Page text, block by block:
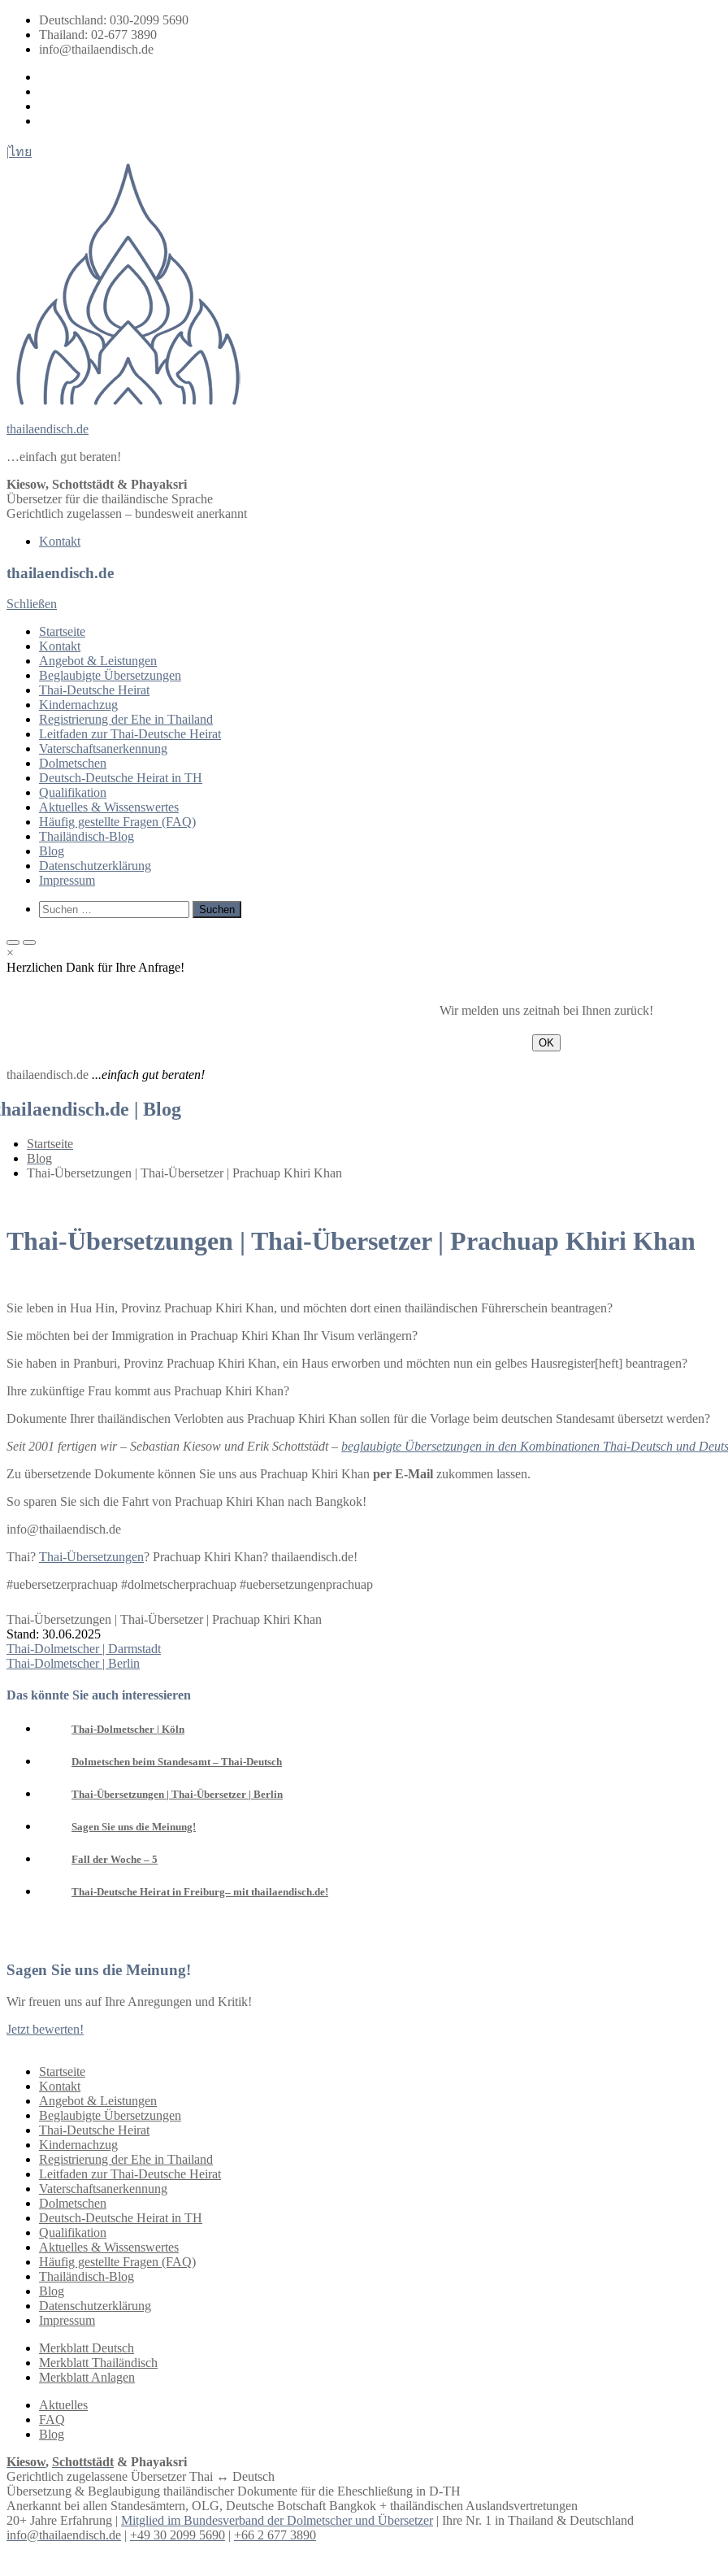
Zum
Inhalt
springen
Deutschland: 030-2099 5690
Thailand: 02-677 3890
info@thailaendisch.de
|ไทย
thailaendisch.de
…einfach gut beraten!
Kiesow, Schottstädt & Phayaksri
Übersetzer für die thailändische Sprache
Gerichtlich zugelassen – bundesweit anerkannt
Kontakt
thailaendisch.de
Schließen
Startseite
Kontakt
Angebot & Leistungen
Beglaubigte Übersetzungen
Thai-Deutsche Heirat
Kindernachzug
Registrierung der Ehe in Thailand
Leitfaden zur Thai-Deutsche Heirat
Vaterschaftsanerkennung
Dolmetschen
Deutsch-Deutsche Heirat in TH
Qualifikation
Aktuelles & Wissenswertes
Häufig gestellte Fragen (FAQ)
Thailändisch-Blog
Blog
Datenschutzerklärung
Impressum
Such-
Formular
Suchen
nach:
Primäres
Menü
für
Primäres
Menü
für
×
Herzlichen Dank für Ihre Anfrage!
Wir melden uns zeitnah bei Ihnen zurück!
OK
thailaendisch.de ...einfach gut beraten!
| Blog
Startseite
Blog
Thai-Übersetzungen | Thai-Übersetzer | Prachuap Khiri Khan
Thai-Übersetzungen | Thai-Übersetzer | Prachuap Khiri Khan
Sie leben in Hua Hin, Provinz Prachuap Khiri Khan, und möchten dort einen thailändischen Führerschein beantragen?
Sie möchten bei der Immigration in Prachuap Khiri Khan Ihr Visum verlängern?
Sie haben in Pranburi, Provinz Prachuap Khiri Khan, ein Haus erworben und möchten nun ein gelbes Hausregister[heft] beantragen?
Ihre zukünftige Frau kommt aus Prachuap Khiri Khan?
Dokumente Ihrer thailändischen Verlobten aus Prachuap Khiri Khan sollen für die Vorlage beim deutschen Standesamt übersetzt werden?
Seit 2001 fertigen wir – Sebastian Kiesow und Erik Schottstädt – beglaubigte Übersetzungen in den Kombinationen Thai-Deutsch und
Zu übersetzende Dokumente können Sie uns aus Prachuap Khiri Khan per E-Mail zukommen lassen.
So sparen Sie sich die Fahrt von Prachuap Khiri Khan nach Bangkok!
info@thailaendisch.de
Thai? Thai-Übersetzungen? Prachuap Khiri Khan? thailaendisch.de!
#uebersetzerprachuap #dolmetscherprachuap #uebersetzungenprachuap
Thai-Übersetzungen | Thai-Übersetzer | Prachuap Khiri Khan
Stand: 30.06.2025
Beitragsnavigation
Thai-Dolmetscher | Darmstadt
Thai-Dolmetscher | Berlin
Das könnte Sie auch interessieren
Thai-Dolmetscher | Köln
Dolmetschen beim Standesamt – Thai-Deutsch
Thai-Übersetzungen | Thai-Übersetzer | Berlin
Sagen Sie uns die Meinung!
Fall der Woche – 5
Thai-Deutsche Heirat in Freiburg– mit thailaendisch.de!
Sagen Sie uns die Meinung!
Wir freuen uns auf Ihre Anregungen und Kritik!
Jetzt bewerten!
Startseite
Kontakt
Angebot & Leistungen
Beglaubigte Übersetzungen
Thai-Deutsche Heirat
Kindernachzug
Registrierung der Ehe in Thailand
Leitfaden zur Thai-Deutsche Heirat
Vaterschaftsanerkennung
Dolmetschen
Deutsch-Deutsche Heirat in TH
Qualifikation
Aktuelles & Wissenswertes
Häufig gestellte Fragen (FAQ)
Thailändisch-Blog
Blog
Datenschutzerklärung
Impressum
Merkblatt Deutsch
Merkblatt Thailändisch
Merkblatt Anlagen
Aktuelles
FAQ
Blog
Kiesow, Schottstädt & Phayaksri
Gerichtlich zugelassene Übersetzer Thai ↔︎ Deutsch
Übersetzung & Beglaubigung thailändischer Dokumente für die Eheschließung in D-TH
Anerkannt bei allen Standesämtern, OLG, Deutsche Botschaft Bangkok + thailändischen Auslandsvertretungen
20+ Jahre Erfahrung | Mitglied im Bundesverband der Dolmetscher und Übersetzer| Ihre Nr. 1 in Thailand & Deutschland
info@thailaendisch.de | +49 30 2099 5690 | +66 2 677 3890